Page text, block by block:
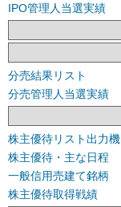
IPO管理人当選実績
分売結果リスト
分売管理人当選実績
株主優待リスト出力機
株主優待・主な日程
一般信用売建て銘柄
株主優待取得戦績